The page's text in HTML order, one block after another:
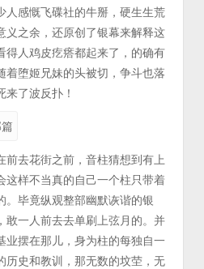
感慨飞碟社的牛掰，硬生生荒
义之余，还原创了银幕来解释这
得人鸡皮疙瘩都起来了，的确有
着堕姬兄妹的头被切，争斗也落
了波反扑！
前去花街之前，音柱猜想到有上
这样不当真的自己一个柱只带着
。毕竟纵观整部幽默诙谐的银
敢一人前去去单刷上弦月的。并
业摆在那儿，身为柱的每独自一
历史和教训，那无数的坟茔，无